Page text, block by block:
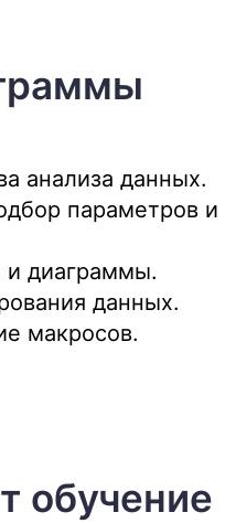
анализа данных.
параметров и
диаграммы.
данных.
макросов.
обучение